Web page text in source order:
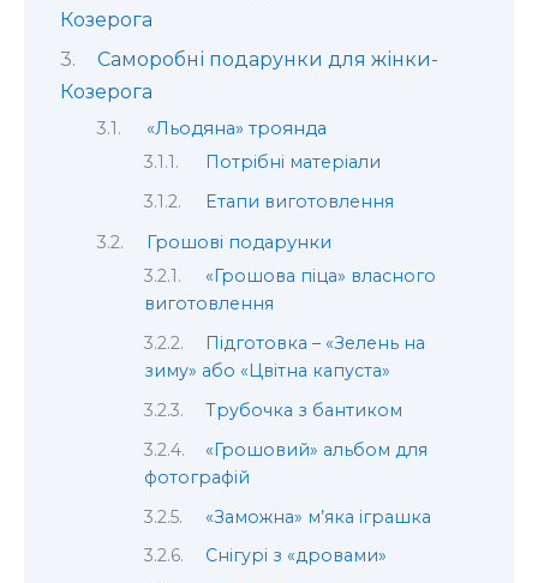
Козерога
Саморобні подарунки для жінки-
Козерога
«Льодяна» троянда
Потрібні матеріали
Етапи виготовлення
Грошові подарунки
«Грошова піца» власного
виготовлення
Підготовка – «Зелень на
зиму» або «Цвітна капуста»
Трубочка з бантиком
«Грошовий» альбом для
фотографій
«Заможна» м’яка іграшка
Снігурі з «дровами»